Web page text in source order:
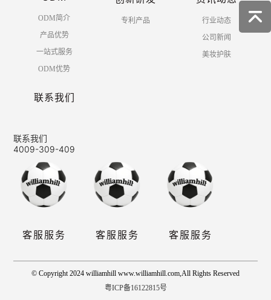
ODM简介
产品优势
一站式服务
ODM优势
专利产品
行业动态
公司新闻
美妆护肤
联系我们
联系我们
4009-309-409
客服服务 客服服务 客服服务
© Copyright 2024 williamhill www.williamhill.com,All Rights Reserved
粤ICP备16122815号